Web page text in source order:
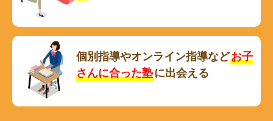
個別指導やオンライン指導などお子
さんに合った塾に出会える